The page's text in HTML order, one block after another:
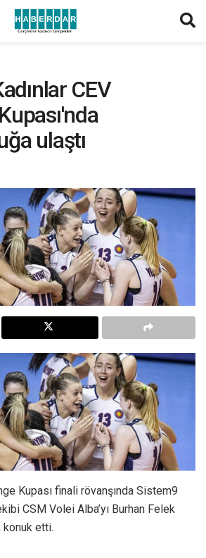
CEV
ulaştı
Kupası finali rövanşında Sistem9
CSM Volei Alba’yı Burhan Felek
konuk etti.